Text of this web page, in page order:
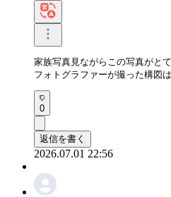
家族写真見ながらこの写真がと
フォトグラファーが撮った構図
0
返信を書く
2026.07.01 22:56